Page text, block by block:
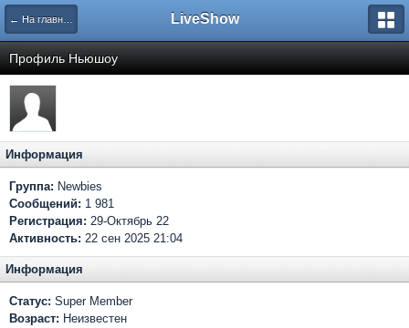
← На главную LiveShow
Профиль Ньюшоу
Информация
Группа: Newbies
Сообщений: 1 981
Регистрация: 29-Октябрь 22
Активность: 22 сен 2025 21:04
Информация
Статус: Super Member
Возраст: Неизвестен